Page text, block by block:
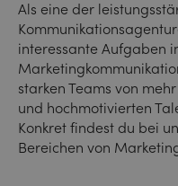
Als eine der
interessante Aufgaben
starken Teams von
und hochmotivierten
Konkret findest du bei
Bereichen von